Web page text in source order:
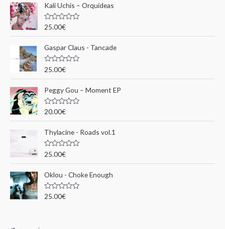
r
c
h
u
r
:
Kali Uchis – Orquídeas
N
e
0
s
r
5
25.00€
Gaspar Claus - Tancade
N
t
e
0
s
r
5
25.00€
Peggy Gou ‎– Moment EP
N
e
0
s
r
5
20.00€
Thylacine - Roads vol.1
N
t
e
0
s
r
25.00€
Oklou - Choke Enough
N
25.00€